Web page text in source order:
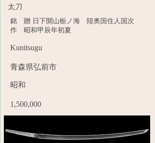
太刀
銘 贈 日下開山栃ノ海 陸奥国住人国次
作 昭和甲辰年初夏
Kunitsugu
青森県弘前市
昭和
1,500,000